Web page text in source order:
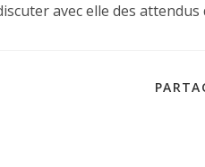
avec elle des attendus